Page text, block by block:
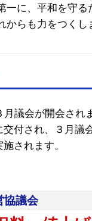
に、平和を守る
からも力をつくし
議会が開会され
付され、３月議
されます。
協議会